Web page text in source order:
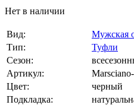
Нет в наличии
Вид:
Мужская
Тип:
Туфли
Сезон:
Артикул:
Цвет:
черный
Подкладка: